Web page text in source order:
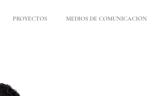
PROYECTOS MEDIOS DE COMUNICACIÓN